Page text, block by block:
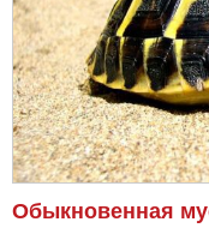
Обыкновенная